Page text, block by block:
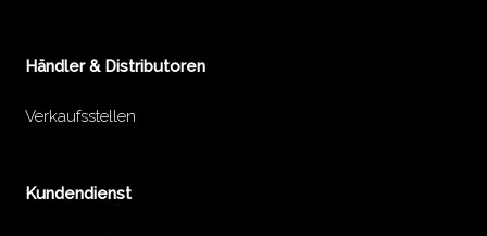
Händler & Distributoren
Verkaufsstellen
Kundendienst